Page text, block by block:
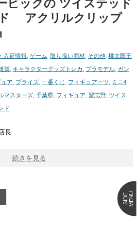
ビックの ツイステッド
アクリルクリップ
入荷情報, ゲーム, 取り扱い商材, その他, 桃太郎王
貨, キャラクターグッズ トレカ , プラモデル, ガン
ア, プライズ, 一番くじ , フィギュアーツ, ミニ4
マスターズ, 千葉県, フィギュア, 習志野, ツイス
ド
長
続きを見る
SIDEMENU